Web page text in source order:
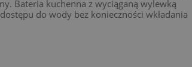
Bateria kuchenna z wyciąganą wylewką
do wody bez konieczności wkładania